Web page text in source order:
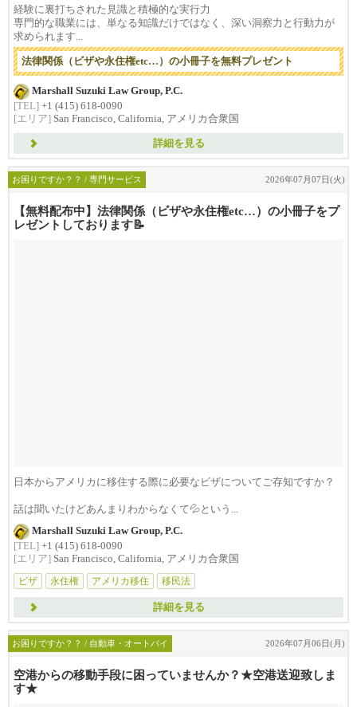
経験に裏打ちされた見識と積極的な実行力
専門的な職業には、単なる知識だけではなく、深い洞察力と行動力が
求められます...
法律関係（ビザや永住権etc…）の小冊子を無料プレゼント
Marshall Suzuki Law Group, P.C.
[TEL] +1 (415) 618-0090
[エリア] San Francisco, California, アメリカ合衆国
詳細を見る
お困りですか？？ / 専門サービス 2026年07月07日(火)
【無料配布中】法律関係（ビザや永住権etc…）の小冊子をプ
レゼントしております📝
日本からアメリカに移住する際に必要なビザについてご存知ですか？
話は聞いたけどあんまりわからなくて💦という...
Marshall Suzuki Law Group, P.C.
[TEL] +1 (415) 618-0090
[エリア] San Francisco, California, アメリカ合衆国
ビザ
永住権 アメリカ移住 移民法
詳細を見る
お困りですか？？ / 自動車・オートバイ 2026年07月06日(月)
空港からの移動手段に困っていませんか？★空港送迎致しま
す★